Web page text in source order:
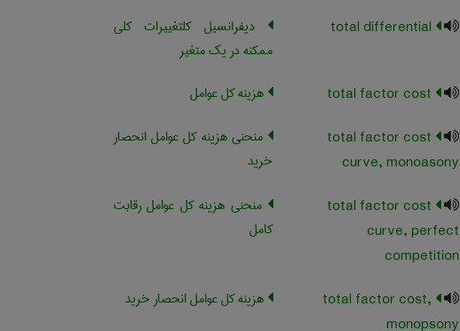
دیفرانسیل کلتغییرات کلی
ممکنه در یک متغیر
هزینه کل عوامل
total factor cost
curve, monoasony
منحنی هزینه کل عوامل انحصار
خرید
total factor cost
curve, perfect
competition
منحنی هزینه کل عوامل رقابت
کامل
total factor cost,
monopsony
هزینه کل عوامل انحصار خرید